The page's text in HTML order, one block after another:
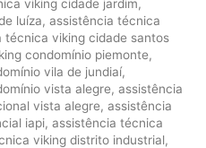
viking cidade jardim,
luíza, assistência técnica
técnica viking cidade santos
condomínio piemonte,
vila de jundiaí,
vista alegre, assistência
vista alegre, assistência
iapi, assistência técnica
viking distrito industrial,